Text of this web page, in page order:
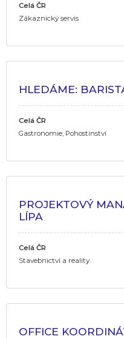
Celá ČR
Zákaznický servis
HLEDÁME:
Celá ČR
Gastronomie, Pohostinství
PROJEKTOVÝ
LÍPA
Celá ČR
Stavebnictví a reality
OFFICE